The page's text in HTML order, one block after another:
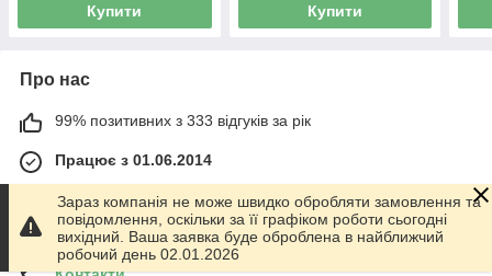
Купити Купити
Про нас
99% позитивних з 333 відгуків за рік
Працює з 01.06.2014
м. Харків
График работы 10.00-17.00. Суббота - Воскресенье
выходной!, Харків, Україна
Зараз компанія не може швидко обробляти замовлення та
повідомлення, оскільки за її графіком роботи сьогодні
вихідний. Ваша заявка буде оброблена в найближчий
робочий день 02.01.2026